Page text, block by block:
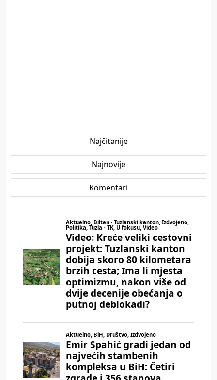
Najčitanije
Najnovije
Komentari